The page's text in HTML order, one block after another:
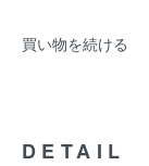
買い物を続ける
DETAIL